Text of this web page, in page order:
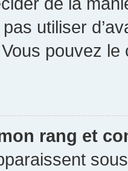
utiliser
Vous pouvez
rang et